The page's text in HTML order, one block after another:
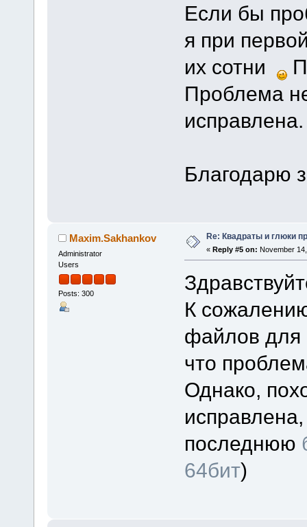
Если бы
я при
их сотни
Проблема
исправлена.
Благодарю
Maxim.Sakhankov
Administrator
Users
Posts: 300
Re: Квадраты и глюки
« Reply #5 on: November
К
файлов для
что
Однако,
последнюю
64бит)